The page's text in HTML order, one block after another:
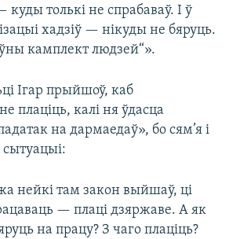
толькі не спрабаваў. І ў
хадзіў — нікуды не бяруць.
камплект людзей“».
Ігар прыйшоў, каб
плаціць, калі ня ўдасца
на дармаедаў», бо сям’я і
нейкі там закон выйшаў, ці
— плаці дзяржаве. А як
на працу? З чаго плаціць?